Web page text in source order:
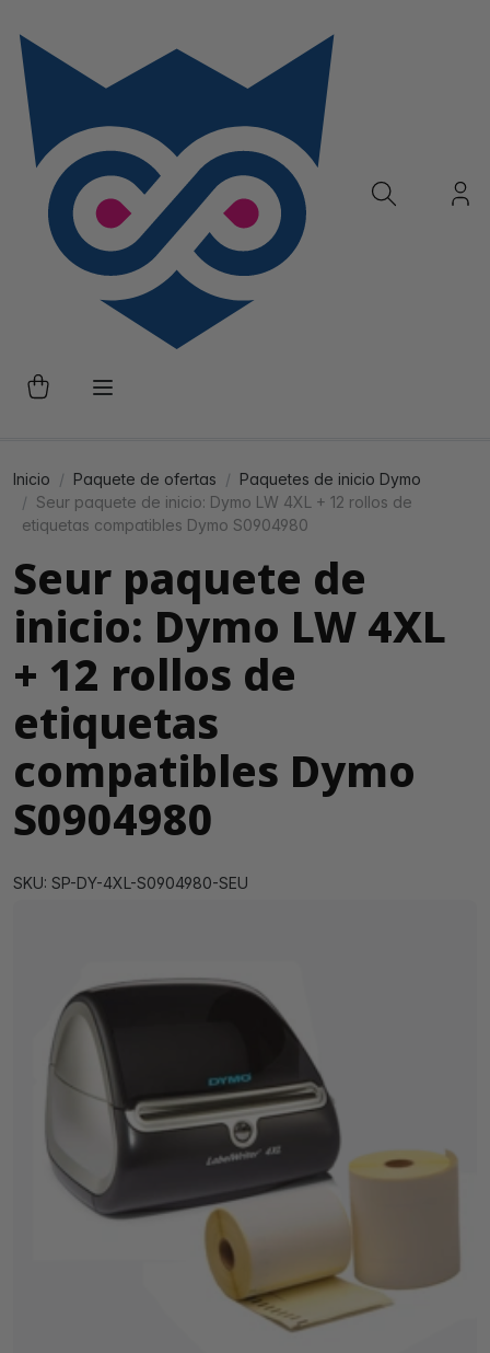
Inicio Paquete de ofertas
Paquetes de inicio Dymo
Seur paquete de inicio: Dymo LW 4XL + 12 rollos de
etiquetas compatibles Dymo S0904980
Seur paquete de
inicio: Dymo LW 4XL
+ 12 rollos de
etiquetas
compatibles Dymo
S0904980
SKU: SP-DY-4XL-S0904980-SEU